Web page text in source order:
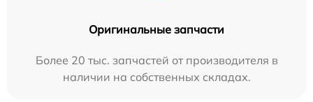
Оригинальные запчасти
Более 20 тыс. запчастей от производителя в
наличии на собственных складах.